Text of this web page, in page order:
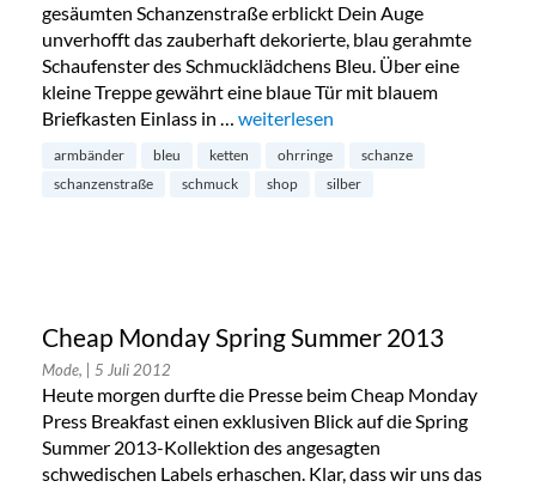
gesäumten Schanzenstraße erblickt Dein Auge
unverhofft das zauberhaft dekorierte, blau gerahmte
Schaufenster des Schmucklädchens Bleu. Über eine
kleine Treppe gewährt eine blaue Tür mit blauem
Briefkasten Einlass in … „Bleu – zarter Schmuck in der
weiterlesen
armbänder bleu ketten ohrringe
schanze
schanzenstraße
schmuck shop silber
Cheap Monday Spring Summer 2013
Mode, | 5 Juli 2012
Heute morgen durfte die Presse beim Cheap Monday
Press Breakfast einen exklusiven Blick auf die Spring
Summer 2013-Kollektion des angesagten
schwedischen Labels erhaschen. Klar, dass wir uns das